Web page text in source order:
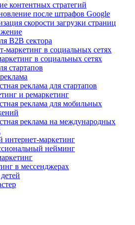
контентных стратегий
после штрафов Google
скорости загрузки страниц
B2B сектора
маркетинг в социальных сетях
в социальных сетях
стартапов
реклама для стартапов
и ремаркетинг
реклама для мобильных
реклама на международных
интернет-маркетинг
нейминг
в мессенджерах